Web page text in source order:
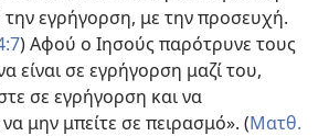
εγρήγορση, με την προσευχή.
) Αφού ο Ιησούς παρότρυνε τους
είναι σε εγρήγορση μαζί του,
σε εγρήγορση και να
μην μπείτε σε πειρασμό». (Ματθ.